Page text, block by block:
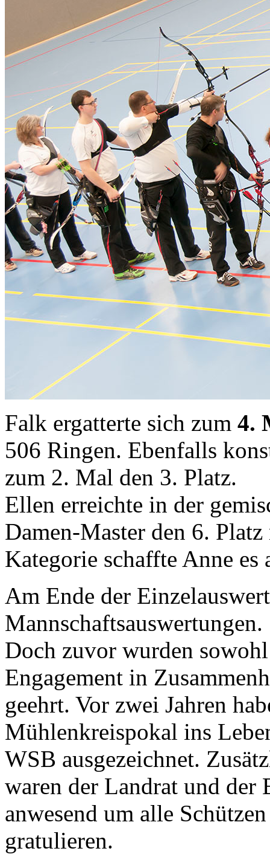
Falk ergatterte sich zum 4.
506 Ringen. Ebenfalls
zum 2. Mal den 3. Platz.
Ellen erreichte in der
Damen-Master den 6.
Kategorie schaffte Anne es
Am Ende der
Mannschaftsauswertungen.
Doch zuvor wurden
Engagement in
geehrt. Vor zwei Jahren
Mühlenkreispokal ins
WSB ausgezeichnet.
waren der Landrat und
anwesend um alle
gratulieren.